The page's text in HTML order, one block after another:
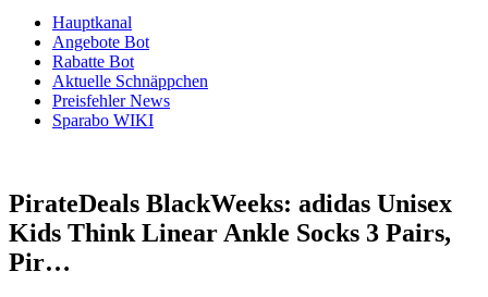
Hauptkanal
Angebote Bot
Rabatte Bot
Aktuelle Schnäppchen
Preisfehler News
Sparabo WIKI
PirateDeals BlackWeeks: adidas Unisex
Kids Think Linear Ankle Socks 3 Pairs,
Pir…